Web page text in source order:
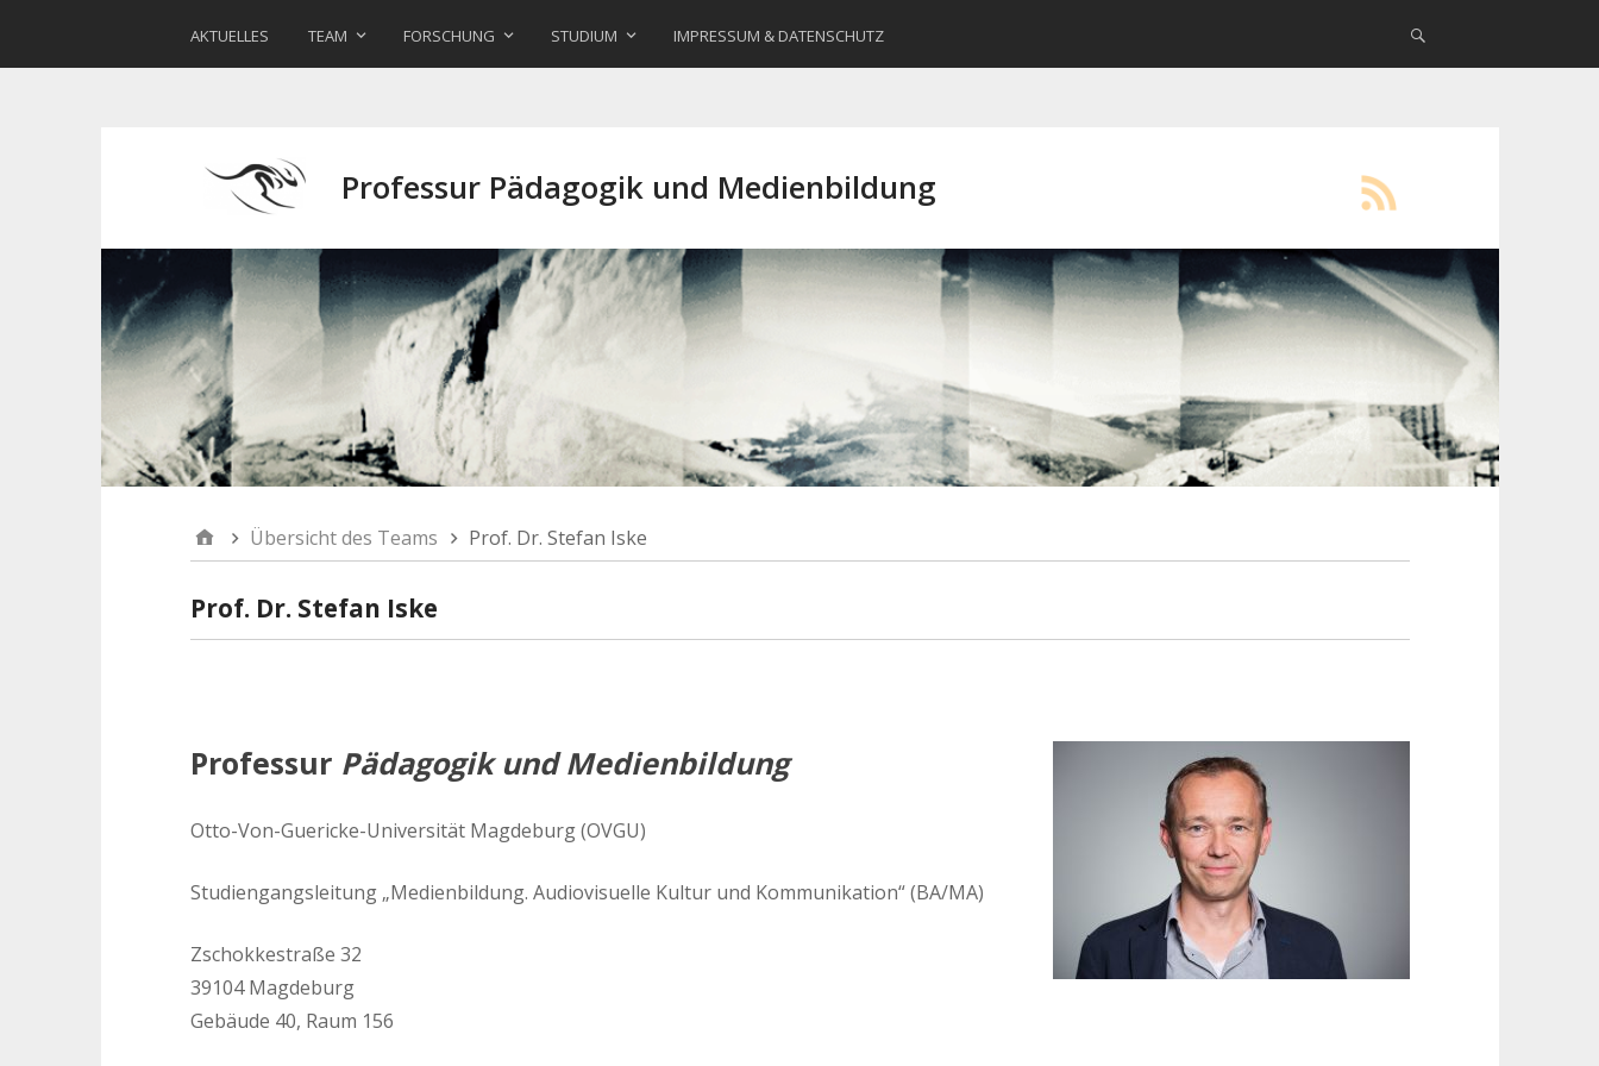
AKTUELLES TEAM FORSCHUNG STUDIUM IMPRESSUM & DATENSCHUTZ
Professur Pädagogik und Medienbildung
Übersicht des Teams Prof. Dr. Stefan Iske
Prof. Dr. Stefan Iske
Professur Pädagogik und Medienbildung
Otto-Von-Guericke-Universität Magdeburg (OVGU)
Studiengangsleitung „Medienbildung. Audiovisuelle Kultur und Kommunikation“ (BA/MA)
Zschokkestraße 32
39104 Magdeburg
Gebäude 40, Raum 156